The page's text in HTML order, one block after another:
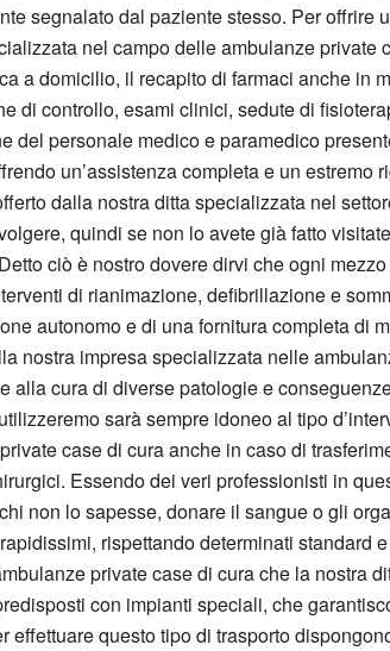
segnalato dal paziente stesso. Per
nel campo delle ambulanze private
a domicilio, il recapito di farmaci anche in
di controllo, esami clinici, sedute di
del personale medico e paramedico
un’assistenza completa e un estremo
dalla nostra ditta specializzata nel
quindi se non lo avete già fatto
ciò è nostro dovere dirvi che ogni
di rianimazione, defibrillazione e
autonomo e di una fornitura completa di
nostra impresa specializzata nelle
alla cura di diverse patologie e
sarà sempre idoneo al tipo
case di cura anche in caso di
Essendo dei veri professionisti in
non lo sapesse, donare il sangue o gli
rispettando determinati standard
private case di cura che la nostra
con impianti speciali, che
effettuare questo tipo di trasporto